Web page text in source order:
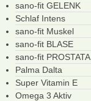
sano-fit GELENK
Schlaf Intens
sano-fit Muskel
sano-fit BLASE
sano-fit PROSTATA
Palma Dalta
Super Vitamin E
Omega 3 Aktiv